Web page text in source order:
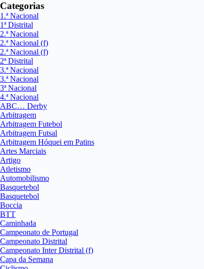
Categorias
1.ª Nacional
1ª Distrital
2.ª Nacional
2.ª Nacional (f)
2.ª Nacional (f)
2ª Distrital
3.ª Nacional
3.ª Nacional
3ª Nacional
4.ª Nacional
ABC… Derby
Arbitragem
Arbitragem Futebol
Arbitragem Futsal
Arbitragem Hóquei em Patins
Artes Marciais
Artigo
Atletismo
Automobilismo
Basquetebol
Basquetebol
Boccia
BTT
Caminhada
Campeonato de Portugal
Campeonato Distrital
Campeonato Inter Distrital (f)
Capa da Semana